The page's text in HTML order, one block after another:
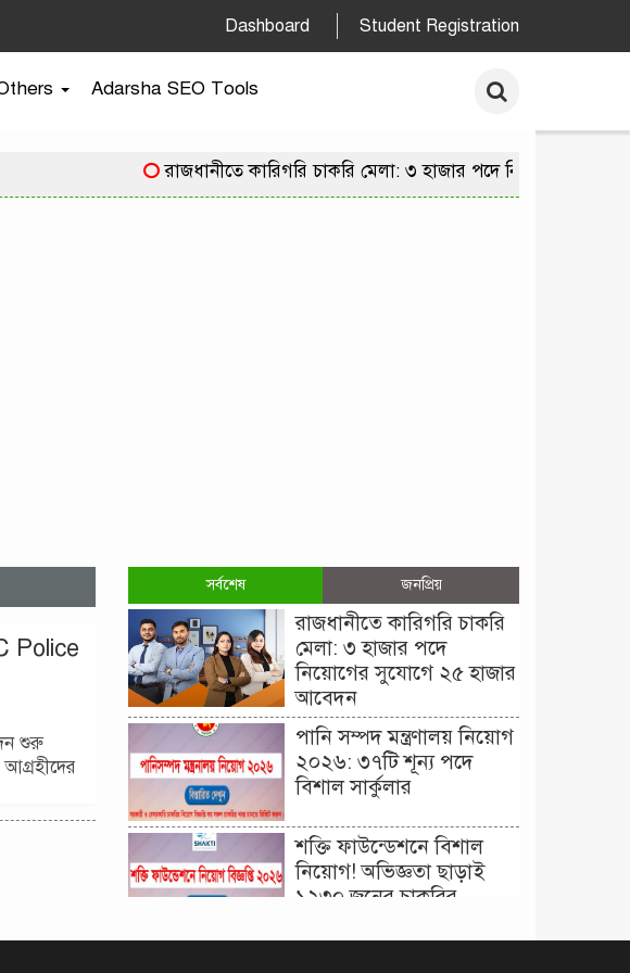
Dashboard Student Registration
Adarsha SEO Tools
রাজধানীতে কারিগরি চাকরি মেলা: ৩ হাজার পদে নিয়োগের সুযোগে
Police
শুরু
সর্বশেষ জনপ্রিয়
রাজধানীতে কারিগরি চাকরি
মেলা: ৩ হাজার পদে
নিয়োগের সুযোগে ২৫ হাজার
আবেদন
পানি সম্পদ মন্ত্রণালয় নিয়োগ
২০২৬: ৩৭টি শূন্য পদে
বিশাল সার্কুলার
শক্তি ফাউন্ডেশনে বিশাল
নিয়োগ! অভিজ্ঞতা ছাড়াই
১২৩০ জনের চাকরির